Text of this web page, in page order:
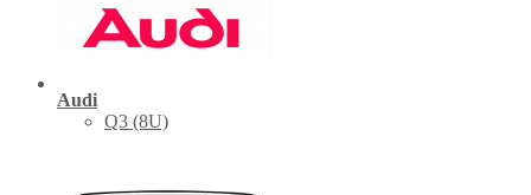
Audi
Q3 (8U)